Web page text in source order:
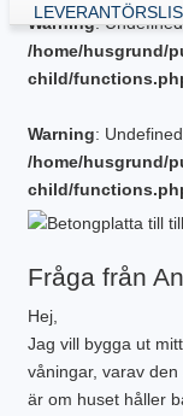
GRUND MED
GJUTA PLATTA
GJUTA PLATTA –
PLATTA –
PLATTA –
PLATTA –
PLATTA – UTERUM
PLATTA – PÅLNING
PLATTA – STALL
PLATTA –
NY KÄLLARE
BYGGA KÄLLARE
GRUND UTAN
BALK –
KRYPGRUND –
KRYPGRUND –
BALK –
RENOVERA
DRÄNERA HUS
RADONSÄKRA
EW
KRYPGRUND –
KRYPGRUND –
RADONSÄKRA DIN
BYGGA POOL
POOLGRUND
BETONG
BYGGA ALTAN
DRÄNERANDE
GRUNDRITNINGAR
L-STÖD OCH
KANTELEMENT
PLINTGRUND
TJÄLDJUP
VATTENBUREN
DOWNLOADS
Warning:
/home/husgrund/
child/
Warning:
/home/husgrund/
child/
Fråga från
Hej,
Jag vill bygga ut
våningar, varav
är om huset håller